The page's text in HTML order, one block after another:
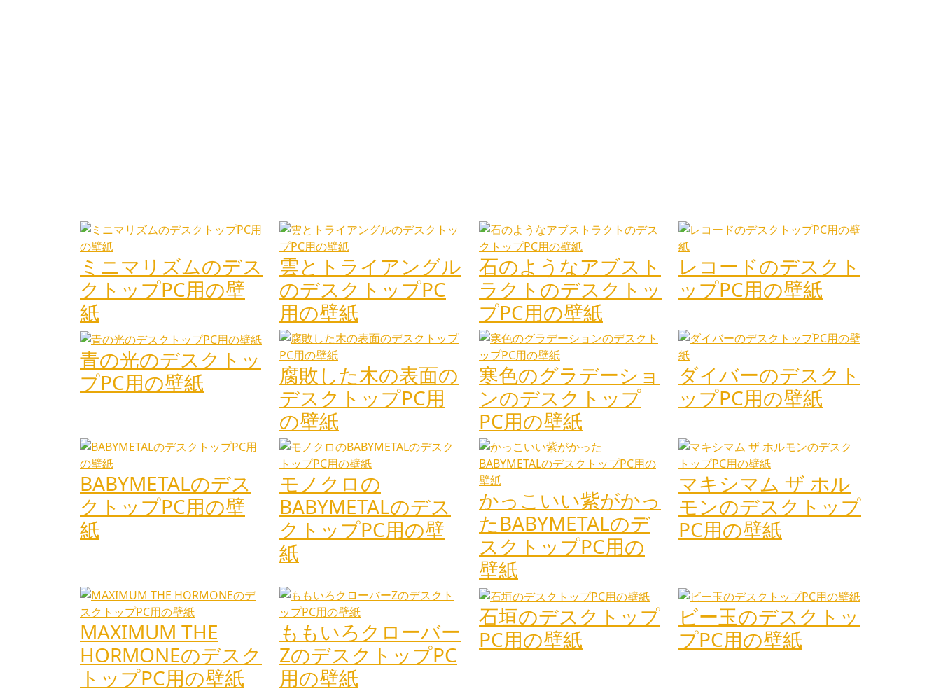
ミニマリズムのデス
クトップPC用の壁
紙
雲とトライアングル
のデスクトップPC
用の壁紙
石のようなアブスト
ラクトのデスクトッ
プPC用の壁紙
レコードのデスクト
ップPC用の壁紙
青の光のデスクトッ
プPC用の壁紙
腐敗した木の表面の
デスクトップPC用
の壁紙
寒色のグラデーショ
ンのデスクトップ
PC用の壁紙
ダイバーのデスクト
ップPC用の壁紙
BABYMETALのデス
クトップPC用の壁
紙
モノクロの
BABYMETALのデス
クトップPC用の壁
紙
かっこいい紫がかっ
たBABYMETALのデ
スクトップPC用の
壁紙
マキシマム ザ ホル
モンのデスクトップ
PC用の壁紙
MAXIMUM THE
HORMONEのデスク
トップPC用の壁紙
ももいろクローバー
ZのデスクトップPC
用の壁紙
石垣のデスクトップ
PC用の壁紙
ビー玉のデスクトッ
プPC用の壁紙